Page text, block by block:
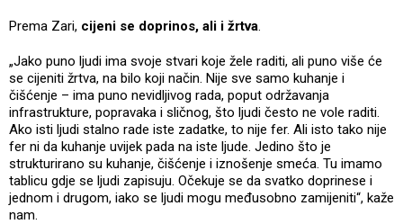
Prema Zari, cijeni se doprinos, ali i žrtva.
„Jako puno ljudi ima svoje stvari koje žele raditi, ali puno više će
se cijeniti žrtva, na bilo koji način. Nije sve samo kuhanje i
čišćenje – ima puno nevidljivog rada, poput održavanja
infrastrukture, popravaka i sličnog, što ljudi često ne vole raditi.
Ako isti ljudi stalno rade iste zadatke, to nije fer. Ali isto tako nije
fer ni da kuhanje uvijek pada na iste ljude. Jedino što je
strukturirano su kuhanje, čišćenje i iznošenje smeća. Tu imamo
tablicu gdje se ljudi zapisuju. Očekuje se da svatko doprinese i
jednom i drugom, iako se ljudi mogu međusobno zamijeniti“, kaže
nam.